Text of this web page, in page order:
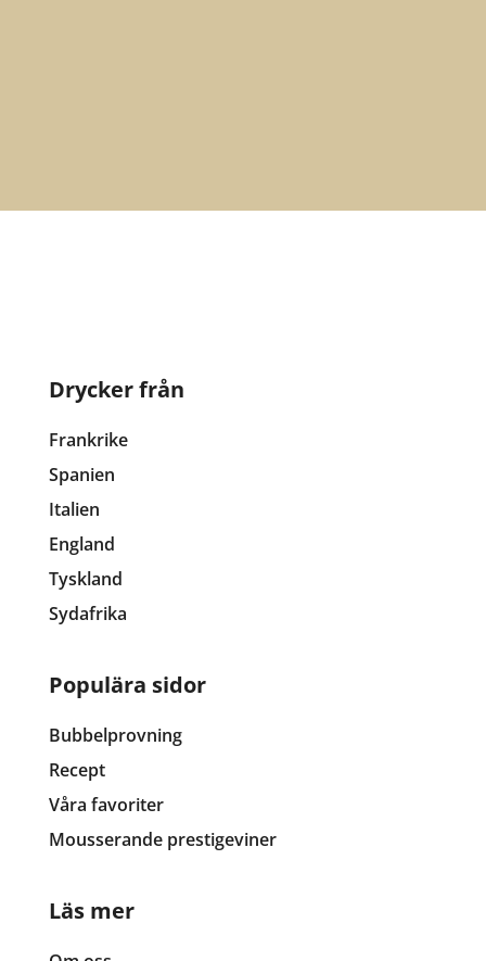
Drycker från
Frankrike
Spanien
Italien
England
Tyskland
Sydafrika
Populära sidor
Bubbelprovning
Recept
Våra favoriter
Mousserande prestigeviner
Läs mer